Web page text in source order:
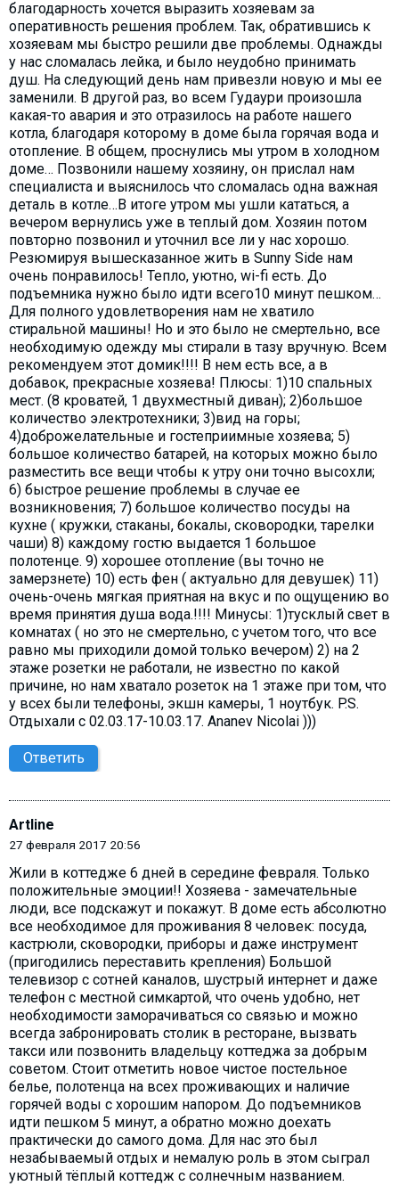
благодарность хочется выразить хозяевам за
оперативность решения проблем. Так, обратившись к
хозяевам мы быстро решили две проблемы. Однажды
у нас сломалась лейка, и было неудобно принимать
душ. На следующий день нам привезли новую и мы ее
заменили. В другой раз, во всем Гудаури произошла
какая-то авария и это отразилось на работе нашего
котла, благодаря которому в доме была горячая вода и
отопление. В общем, проснулись мы утром в холодном
доме… Позвонили нашему хозяину, он прислал нам
специалиста и выяснилось что сломалась одна важная
деталь в котле…В итоге утром мы ушли кататься, а
вечером вернулись уже в теплый дом. Хозяин потом
повторно позвонил и уточнил все ли у нас хорошо.
Резюмируя вышесказанное жить в Sunny Side нам
очень понравилось! Тепло, уютно, wi-fi есть. До
подъемника нужно было идти всего10 минут пешком…
Для полного удовлетворения нам не хватило
стиральной машины! Но и это было не смертельно, все
необходимую одежду мы стирали в тазу вручную. Всем
рекомендуем этот домик!!!! В нем есть все, а в
добавок, прекрасные хозяева! Плюсы: 1)10 спальных
мест. (8 кроватей, 1 двухместный диван); 2)большое
количество электротехники; 3)вид на горы;
4)доброжелательные и гостеприимные хозяева; 5)
большое количество батарей, на которых можно было
разместить все вещи чтобы к утру они точно высохли;
6) быстрое решение проблемы в случае ее
возникновения; 7) большое количество посуды на
кухне ( кружки, стаканы, бокалы, сковородки, тарелки
чаши) 8) каждому гостю выдается 1 большое
полотенце. 9) хорошее отопление (вы точно не
замерзнете) 10) есть фен ( актуально для девушек) 11)
очень-очень мягкая приятная на вкус и по ощущению во
время принятия душа вода.!!!! Минусы: 1)тусклый свет в
комнатах ( но это не смертельно, с учетом того, что все
равно мы приходили домой только вечером) 2) на 2
этаже розетки не работали, не известно по какой
причине, но нам хватало розеток на 1 этаже при том, что
у всех были телефоны, экшн камеры, 1 ноутбук. P.S.
Отдыхали с 02.03.17-10.03.17. Аnanev Nicolai )))
Ответить
Artline
27 февраля 2017 20:56
Жили в коттедже 6 дней в середине февраля. Только
положительные эмоции!! Хозяева - замечательные
люди, все подскажут и покажут. В доме есть абсолютно
все необходимое для проживания 8 человек: посуда,
кастрюли, сковородки, приборы и даже инструмент
(пригодились переставить крепления) Большой
телевизор с сотней каналов, шустрый интернет и даже
телефон с местной симкартой, что очень удобно, нет
необходимости заморачиваться со связью и можно
всегда забронировать столик в ресторане, вызвать
такси или позвонить владельцу коттеджа за добрым
советом. Стоит отметить новое чистое постельное
белье, полотенца на всех проживающих и наличие
горячей воды с хорошим напором. До подъемников
идти пешком 5 минут, а обратно можно доехать
практически до самого дома. Для нас это был
незабываемый отдых и немалую роль в этом сыграл
уютный тёплый коттедж с солнечным названием.